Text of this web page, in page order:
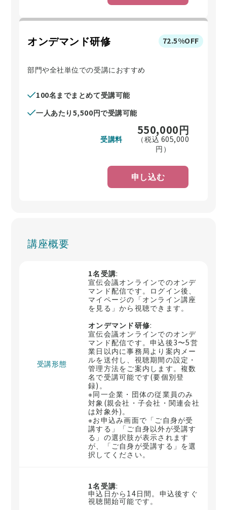
オンデマンド研修 72.5%OFF
部門や全社単位での受講におすすめ
100名までまとめて受講可能
一人あたり5,500円で受講可能
受講料
550,000円
（税込 605,000
円）
申し込む
講座概要
受講形態
1名受講:
宣伝会議オンラインでのオンデ
マンド配信です。ログイン後、
マイページの「オンライン講座
を見る」から視聴できます。
オンデマンド研修:
宣伝会議オンラインでのオンデ
マンド配信です。申込後3〜5営
業日以内に事務局より案内メー
ルを送付し、視聴期間の設定・
管理方法をご案内します。複数
名で受講可能です(要個別登
録)。
※同一企業・団体の従業員のみ
対象(親会社・子会社・関連会社
は対象外)。
※お申込み画面で「ご自身が受
講する」「ご自身以外が受講す
る」の選択肢が表示されます
が、「ご自身が受講する」を選
択してください。
1名受講:
申込日から14日間。申込後すぐ
視聴開始可能です。